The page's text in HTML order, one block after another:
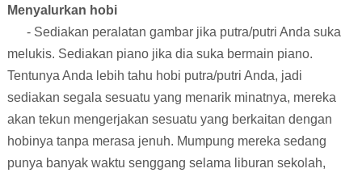
Menyalurkan hobi
- Sediakan peralatan gambar jika putra/putri Anda suka
melukis. Sediakan piano jika dia suka bermain piano.
Tentunya Anda lebih tahu hobi putra/putri Anda, jadi
sediakan segala sesuatu yang menarik minatnya, mereka
akan tekun mengerjakan sesuatu yang berkaitan dengan
hobinya tanpa merasa jenuh. Mumpung mereka sedang
punya banyak waktu senggang selama liburan sekolah,